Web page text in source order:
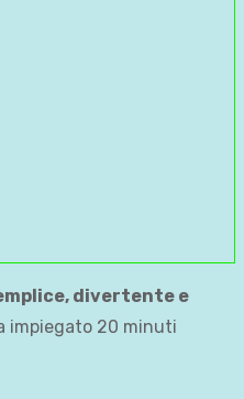
divertente e
impiegato 20 minuti